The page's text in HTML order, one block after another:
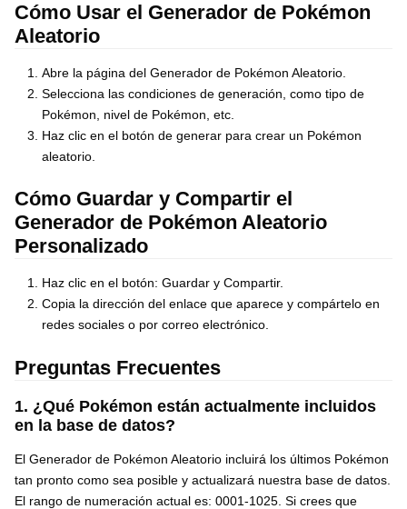
Cómo Usar el Generador de Pokémon
Aleatorio
Abre la página del Generador de Pokémon Aleatorio.
Selecciona las condiciones de generación, como tipo de
Pokémon, nivel de Pokémon, etc.
Haz clic en el botón de generar para crear un Pokémon
aleatorio.
Cómo Guardar y Compartir el
Generador de Pokémon Aleatorio
Personalizado
Haz clic en el botón: Guardar y Compartir.
Copia la dirección del enlace que aparece y compártelo en
redes sociales o por correo electrónico.
Preguntas Frecuentes
1. ¿Qué Pokémon están actualmente incluidos
en la base de datos?
El Generador de Pokémon Aleatorio incluirá los últimos Pokémon
tan pronto como sea posible y actualizará nuestra base de datos.
El rango de numeración actual es: 0001-1025. Si crees que